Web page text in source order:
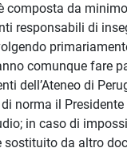
composta da
responsabili di
comunque fare
dell’Ateneo di
norma il Presidente
in caso di
sostituito da altro